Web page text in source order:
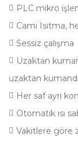
PLC mikro
Cami Isıtma,
Sessiz çalışma
Uzaktan
uzaktan
Her saf ayrı
Otomatik ısı
Vakitlere göre